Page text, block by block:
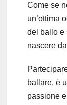
Come se
un’ottima
del ballo e
nascere
ballare, è
passione